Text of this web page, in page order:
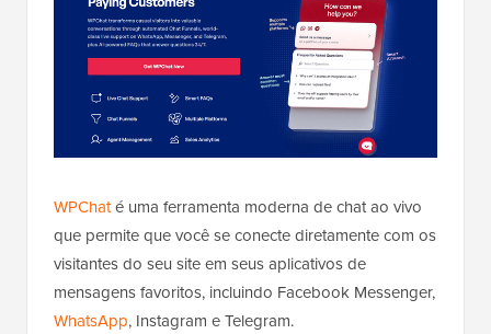
WPChaté uma ferramenta moderna de chat ao vivo
que permite que você se conecte diretamente com os
visitantes do seu site em seus aplicativos de
mensagens favoritos, incluindo Facebook Messenger,
WhatsApp, Instagram e Telegram.